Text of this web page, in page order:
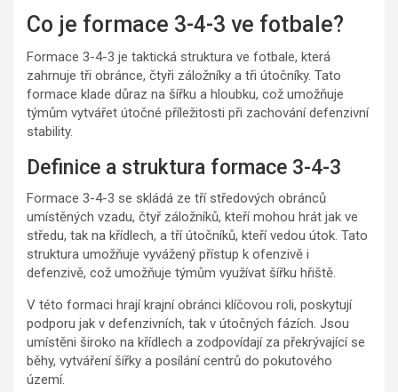
Co je formace 3-4-3 ve fotbale?
Formace 3-4-3 je taktická struktura ve fotbale, která
zahrnuje tři obránce, čtyři záložníky a tři útočníky. Tato
formace klade důraz na šířku a hloubku, což umožňuje
týmům vytvářet útočné příležitosti při zachování defenzivní
stability.
Definice a struktura formace 3-4-3
Formace 3-4-3 se skládá ze tří středových obránců
umístěných vzadu, čtyř záložníků, kteří mohou hrát jak ve
středu, tak na křídlech, a tří útočníků, kteří vedou útok. Tato
struktura umožňuje vyvážený přístup k ofenzivě i
defenzivě, což umožňuje týmům využívat šířku hřiště.
V této formaci hrají krajní obránci klíčovou roli, poskytují
podporu jak v defenzivních, tak v útočných fázích. Jsou
umístěni široko na křídlech a zodpovídají za překrývající se
běhy, vytváření šířky a posílání centrů do pokutového
území.